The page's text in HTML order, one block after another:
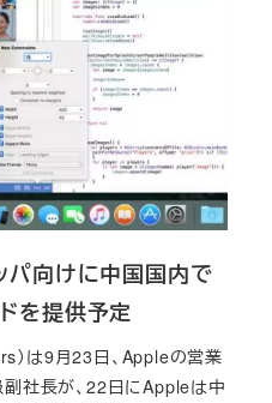
パ向けに中国国内で
を提供予定
）は9月23日、Appleの営業
副社長が、22日にAppleは中